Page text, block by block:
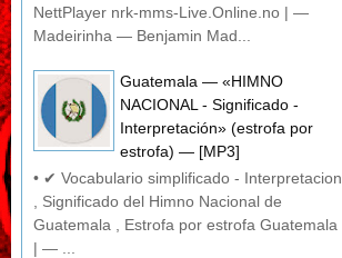
NettPlayer nrk-mms-Live.Online.no | —
Madeirinha — Benjamin Mad...
Guatemala — «HIMNO
NACIONAL - Significado -
Interpretación» (estrofa por
estrofa) — [MP3]
• ✔ Vocabulario simplificado - Interpretacion
, Significado del Himno Nacional de
Guatemala , Estrofa por estrofa Guatemala
| — ...